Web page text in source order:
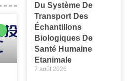
Du Système De
Transport Des
Échantillons
Biologiques De
Santé Humaine
Etanimale
7 août 2026